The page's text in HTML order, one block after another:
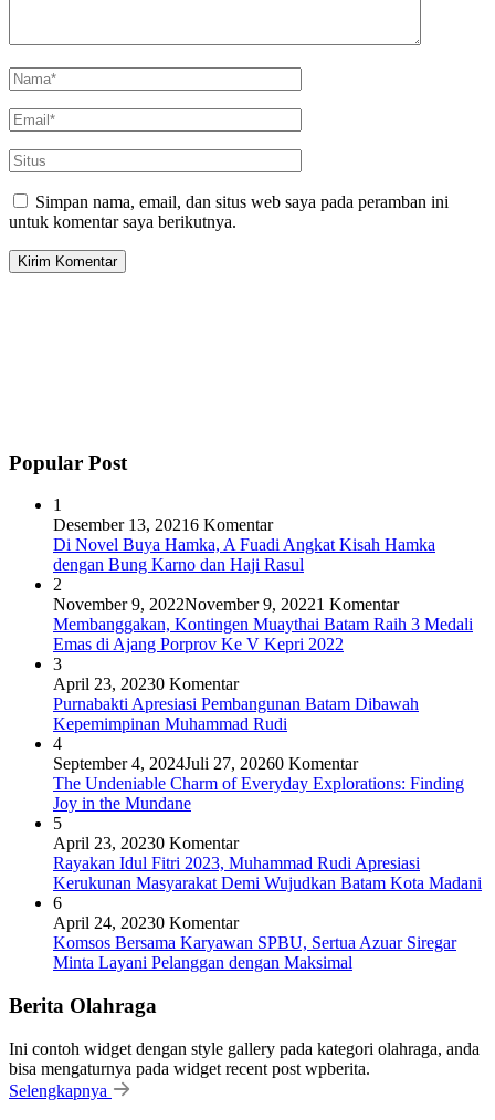
Simpan nama, email, dan situs web saya pada peramban ini
untuk komentar saya berikutnya.
Popular Post
1
Desember 13, 20216 Komentar
Di Novel Buya Hamka, A Fuadi Angkat Kisah Hamka
dengan Bung Karno dan Haji Rasul
2
November 9, 2022November 9, 20221 Komentar
Membanggakan, Kontingen Muaythai Batam Raih 3 Medali
Emas di Ajang Porprov Ke V Kepri 2022
3
April 23, 20230 Komentar
Purnabakti Apresiasi Pembangunan Batam Dibawah
Kepemimpinan Muhammad Rudi
4
September 4, 2024Juli 27, 20260 Komentar
The Undeniable Charm of Everyday Explorations: Finding
Joy in the Mundane
5
April 23, 20230 Komentar
Rayakan Idul Fitri 2023, Muhammad Rudi Apresiasi
Kerukunan Masyarakat Demi Wujudkan Batam Kota Madani
6
April 24, 20230 Komentar
Komsos Bersama Karyawan SPBU, Sertua Azuar Siregar
Minta Layani Pelanggan dengan Maksimal
Berita Olahraga
Ini contoh widget dengan style gallery pada kategori olahraga, anda
bisa mengaturnya pada widget recent post wpberita.
Selengkapnya